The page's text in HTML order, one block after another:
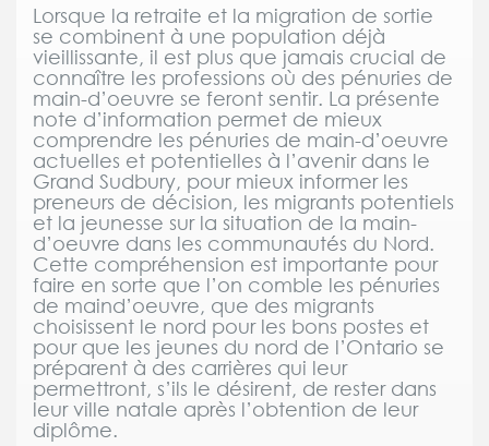
Lorsque la retraite et la migration de sortie
se combinent à une population déjà
vieillissante, il est plus que jamais crucial de
connaître les professions où des pénuries de
main-d’oeuvre se feront sentir. La présente
note d’information permet de mieux
comprendre les pénuries de main-d’oeuvre
actuelles et potentielles à l’avenir dans le
Grand Sudbury, pour mieux informer les
preneurs de décision, les migrants potentiels
et la jeunesse sur la situation de la main-
d’oeuvre dans les communautés du Nord.
Cette compréhension est importante pour
faire en sorte que l’on comble les pénuries
de maind’oeuvre, que des migrants
choisissent le nord pour les bons postes et
pour que les jeunes du nord de l’Ontario se
préparent à des carrières qui leur
permettront, s’ils le désirent, de rester dans
leur ville natale après l’obtention de leur
diplôme.